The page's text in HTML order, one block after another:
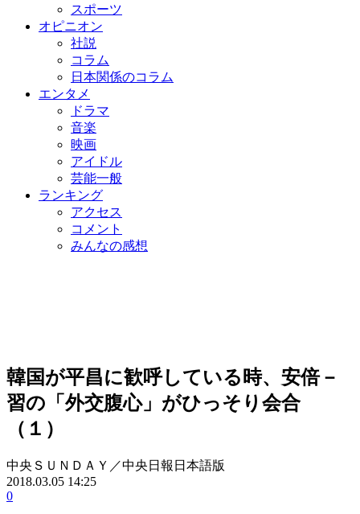
スポーツ
オピニオン
社説
コラム
日本関係のコラム
エンタメ
ドラマ
音楽
映画
アイドル
芸能一般
ランキング
アクセス
コメント
みんなの感想
韓国が平昌に歓呼している時、安倍－
習の「外交腹心」がひっそり会合
（１）
中央ＳＵＮＤＡＹ／中央日報日本語版
2018.03.05 14:25
0